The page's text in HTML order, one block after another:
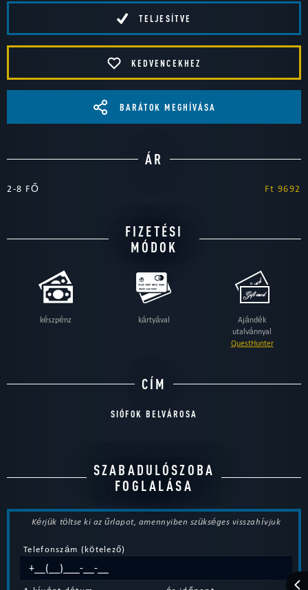
TELJESÍTVE
KEDVENCEKHEZ
BARÁTOK MEGHÍVÁSA
ÁR
2-8 FŐ Ft 9692
FIZETÉSI
MÓDOK
készpénz kártyával
Ajándék
utalvánnyal
QuestHunter
CÍM
SIÓFOK BELVÁROSA
SZABADULÓSZOBA
FOGLALÁSA
Kérjük töltse ki az űrlapot, amennyiben szükséges visszahívjuk
Telefonszám (kötelező)